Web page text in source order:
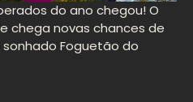
do ano chegou! O
chega novas chances de
Foguetão do